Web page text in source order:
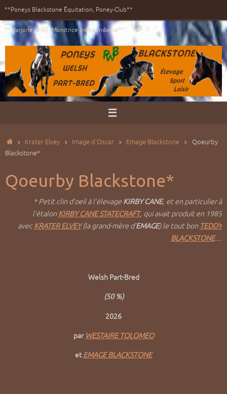
Passer
au
contenu
**Poneys Blackstone Équitation, Poney-Club**
**Marjorie CHAT, Monitrice Indépendante**
Recherche
pour
:
Rechercher
AccueilKrater Elvey Image d’Oscar Emage Blackstone
Qoeurby
Blackstone*
Qoeurby Blackstone*
* Petit clin d’oeil à l’élevageKIRBY CANE, et en particulier à
l’étalonKIRBY CANE STATECRAFT, qui avait produit en 1985
avecKRATER ELVEY(la grand-mère d’EMAGE) le tout bon TEDDY
BLACKSTONE…
Welsh Part-Bred
(50 %)
2026
par WESTAIRE TOLOMEO
etEMAGE BLACKSTONE